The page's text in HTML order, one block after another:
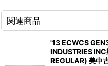
関連商品
'13 ECWCS
INDUSTRIES
REGULAR) 美中